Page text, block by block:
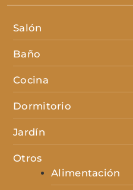
Salón
Baño
Cocina
Dormitorio
Jardín
Otros
Alimentación